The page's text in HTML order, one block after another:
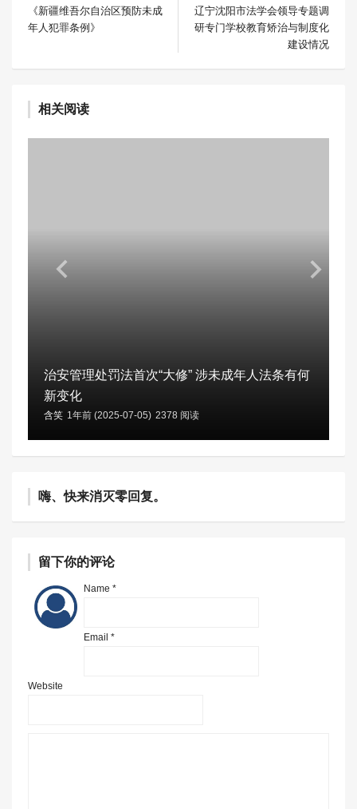
《新疆维吾尔自治区预防未成
年人犯罪条例》
辽宁沈阳市法学会领导专题调
研专门学校教育矫治与制度化
建设情况
相关阅读
治安管理处罚法首次“大修” 涉未成年人法条有何
新变化
含笑 1年前 (2025-07-05) 2378 阅读
嗨、快来消灭零回复。
留下你的评论
Name *
Email *
Website